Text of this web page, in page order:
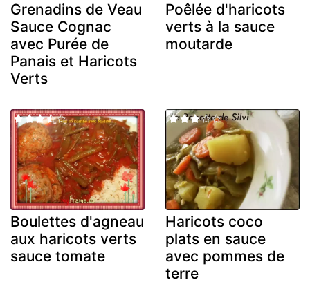
Grenadins de Veau
Sauce Cognac
avec Purée de
Panais et Haricots
Verts
Poêlée d'haricots
verts à la sauce
moutarde
Boulettes d'agneau
aux haricots verts
sauce tomate
Haricots coco
plats en sauce
avec pommes de
terre